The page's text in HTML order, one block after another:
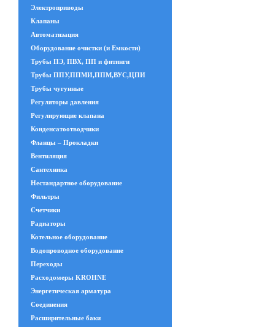
Электроприводы
Клапаны
Автоматизация
Оборудование очистки (и Емкости)
Трубы ПЭ, ПВХ, ПП и фитинги
Трубы ППУ,ППМИ,ППМ,ВУС,ЦПИ
Трубы чугунные
Регуляторы давления
Регулирующие клапана
Конденсатоотводчики
Фланцы – Прокладки
Вентиляция
Сантехника
Нестандартное оборудование
Фильтры
Счетчики
Радиаторы
Котельное оборудование
Водопроводное оборудование
Переходы
Расходомеры KROHNE
Энергетическая арматура
Соединения
Расширительные баки